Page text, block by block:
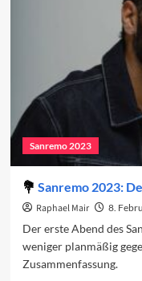
Sanremo 2023
Sanremo 2023:
Raphael Mair 8.
Der erste Abend des
weniger planmäßig
Zusammenfassung.